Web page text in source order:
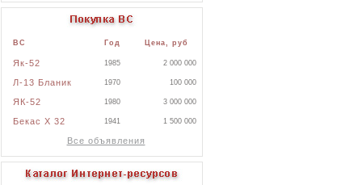
ВС Год Цена, руб
Як-52 1985 2 000 000
Л-13 Бланик 1970 100 000
ЯК-52 1980 3 000 000
Бекас X 32 1941 1 500 000
Все объявления